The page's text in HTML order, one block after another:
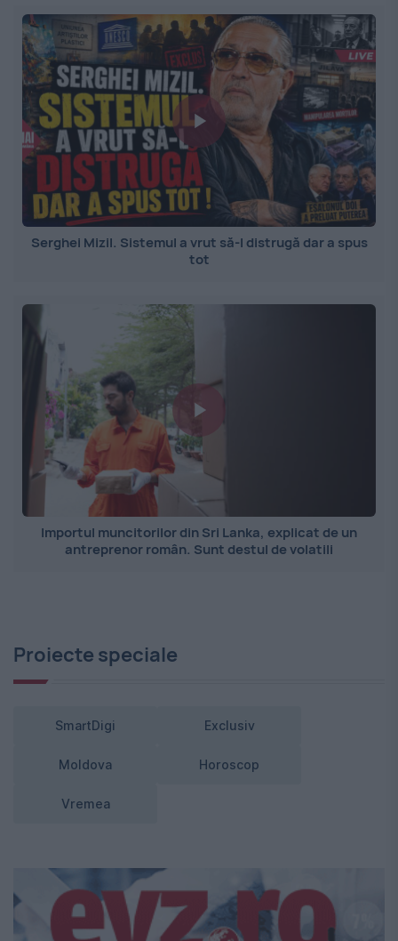
Serghei Mizil. Sistemul a vrut să-l distrugă dar a spus
tot
Importul muncitorilor din Sri Lanka, explicat de un
antreprenor român. Sunt destul de volatili
Proiecte speciale
SmartDigi Exclusiv
Moldova Horoscop
Vremea